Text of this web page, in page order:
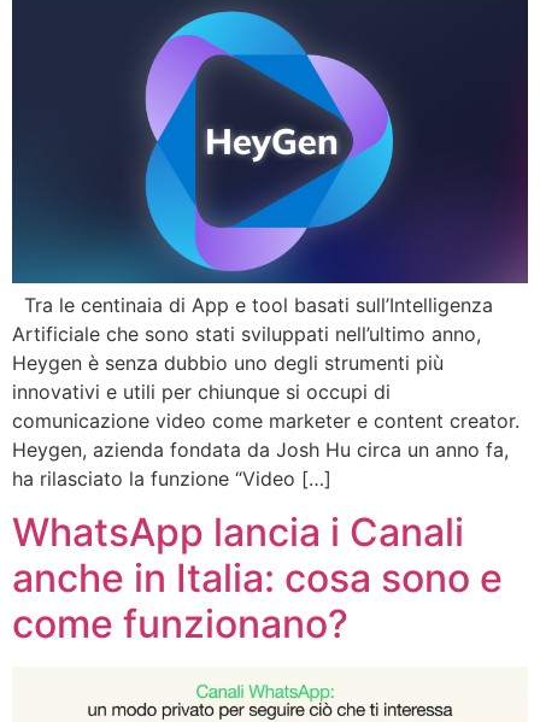
Tra le centinaia di App e tool basati sull’Intelligenza
Artificiale che sono stati sviluppati nell’ultimo anno,
Heygen è senza dubbio uno degli strumenti più
innovativi e utili per chiunque si occupi di
comunicazione video come marketer e content creator.
Heygen, azienda fondata da Josh Hu circa un anno fa,
ha rilasciato la funzione “Video […]
WhatsApp lancia i Canali
anche in Italia: cosa sono e
come funzionano?